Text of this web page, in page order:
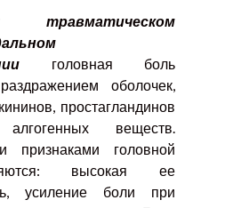
головная боль
оболочек,
простагландинов
веществ.
признаками головной
высокая ее
усиление боли при